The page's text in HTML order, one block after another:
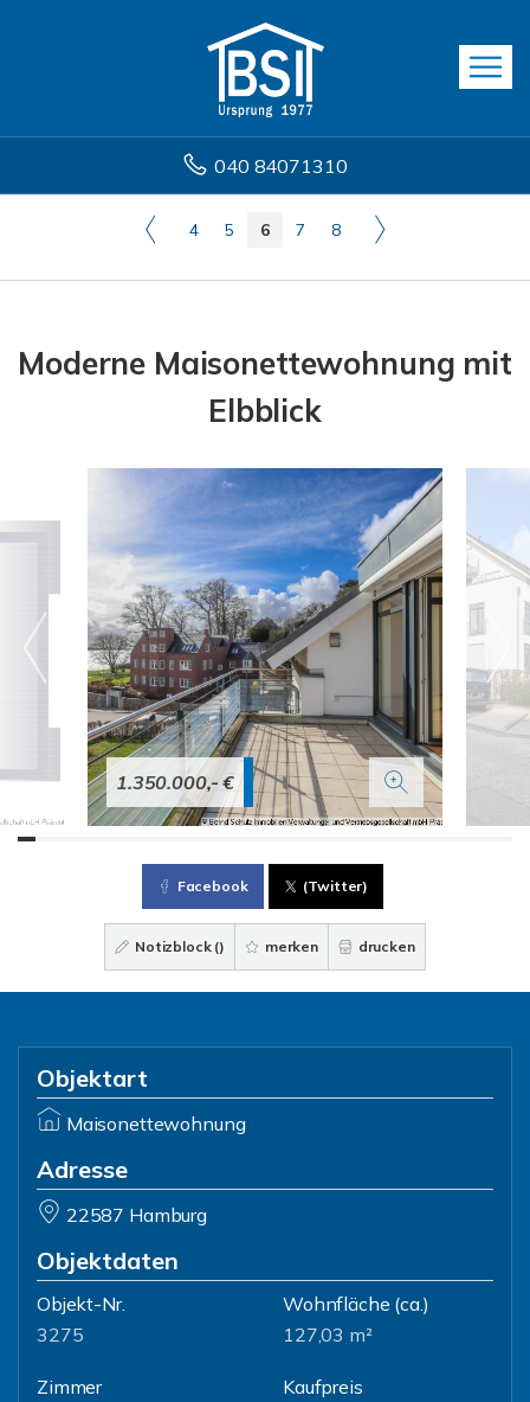
040 84071310
4 5 6 7 8
Moderne Maisonettewohnung mit
Elbblick
1.350.000,- €
Facebook (Twitter)
Notizblock () merken drucken
Objektart
Maisonettewohnung
Adresse
22587 Hamburg
Objektdaten
Objekt-Nr.
3275
Wohnfläche (ca.)
127,03 m²
Zimmer
Kaufpreis